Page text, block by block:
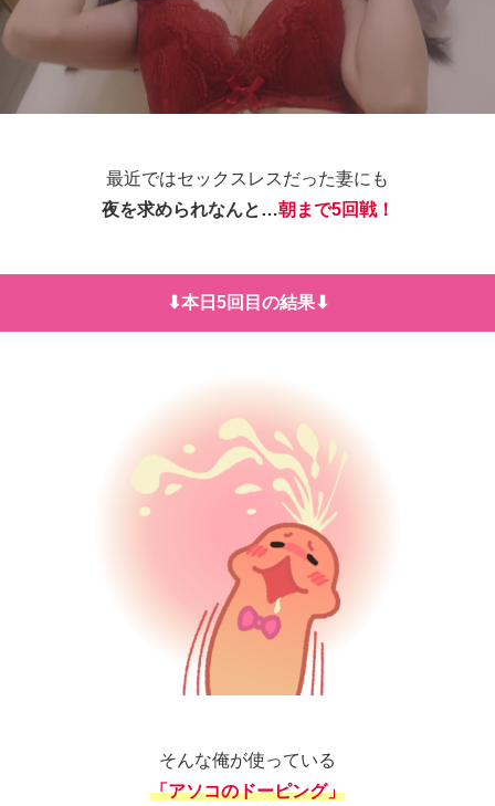
最近ではセックスレスだった妻にも
夜を求められなんと…朝まで5回戦！
⬇︎本日5回目の結果⬇︎
そんな俺が使っている
「アソコのドーピング」